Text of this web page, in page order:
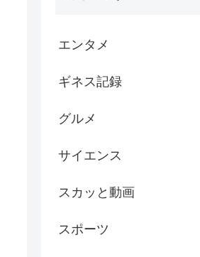
エンタメ
ギネス記録
グルメ
サイエンス
スカッと動画
スポーツ